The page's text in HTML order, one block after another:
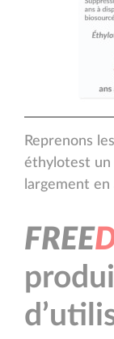
Reprenons
éthylotest un
largement
FREE